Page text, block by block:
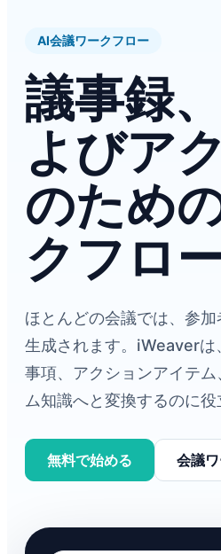
AI会議ワークフロー
議事録
よびア
のため
クフロ
ほとんどの会議では、参
生成されます。iWeaverは
事項、アクションアイテ
ム知識へと変換するのに役
無料で始める 会議